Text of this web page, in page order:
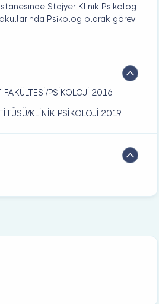
Stajyer Klinik Psikolog
Psikolog olarak görev
FAKÜLTESİ/PSİKOLOJİ 2016
KLİNİK PSİKOLOJİ 2019